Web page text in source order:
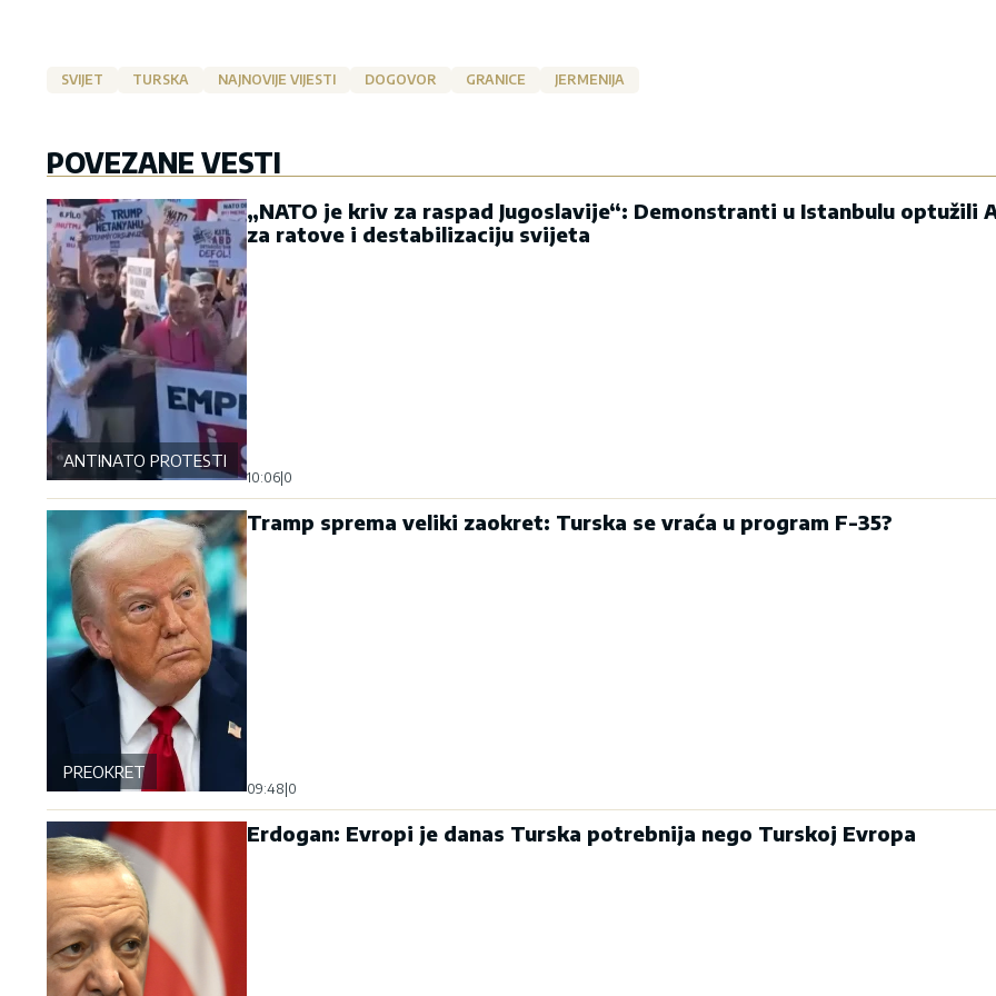
SVIJET TURSKA NAJNOVIJE VIJESTI DOGOVOR GRANICE JERMENIJA
POVEZANE VESTI
ANTINATO PROTESTI
„NATO je kriv za raspad Jugoslavije“: Demonstranti u Istanbulu optužili
za ratove i destabilizaciju svijeta
10:06 0
PREOKRET
Tramp sprema veliki zaokret: Turska se vraća u program F-35?
09:48 0
Erdogan: Evropi je danas Turska potrebnija nego Turskoj Evropa